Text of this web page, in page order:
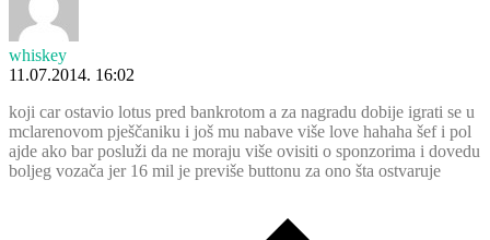
whiskey
11.07.2014. 16:02
koji car ostavio lotus pred bankrotom a za nagradu dobije igrati se u
mclarenovom pješčaniku i još mu nabave više love hahaha šef i pol
ajde ako bar posluži da ne moraju više ovisiti o sponzorima i dovedu
boljeg vozača jer 16 mil je previše buttonu za ono šta ostvaruje